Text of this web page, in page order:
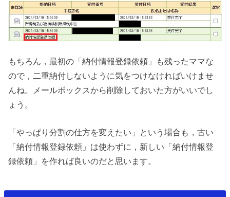
もちろん，最初の「納付情報登録依頼」も残ったママな
ので，二重納付しないように気をつけなければいけませ
んね。メールボックスから削除しておいた方がいいでし
ょう。
「やっぱり分割の仕方を変えたい」という場合も，古い
「納付情報登録依頼」は使わずに，新しい「納付情報登
録依頼」を作れば良いのだと思います。